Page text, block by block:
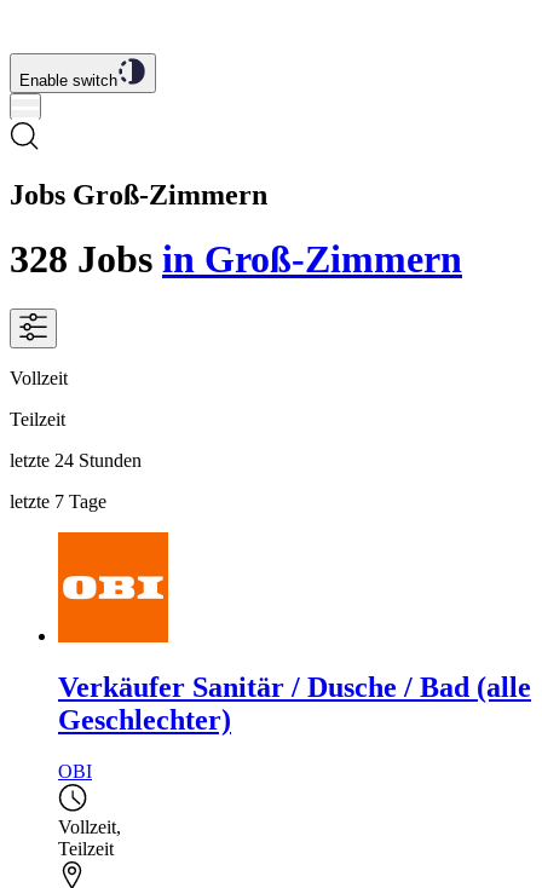
Enable switch
Jobs Groß-Zimmern
328 Jobs in Groß-Zimmern
Vollzeit
Teilzeit
letzte 24 Stunden
letzte 7 Tage
Verkäufer Sanitär / Dusche / Bad (alle
Geschlechter)
OBI
Vollzeit,
Teilzeit